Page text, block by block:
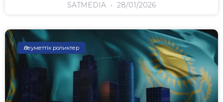
SATMEDIA 28/01/2026
Әлеуметтік роликтер